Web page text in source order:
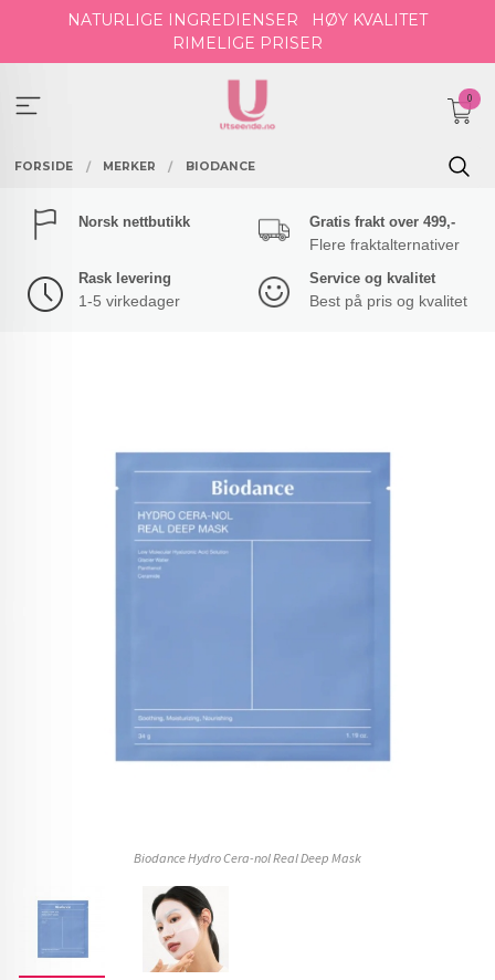
NATURLIGE INGREDIENSER
HØY KVALITET
RIMELIGE PRISER
0
FORSIDE MERKER BIODANCE
Norsk nettbutikk Gratis frakt over 499,-
Flere fraktalternativer
Rask levering
1-5 virkedager
Service og kvalitet
Best på pris og kvalitet
Biodance Hydro Cera-nol Real Deep Mask